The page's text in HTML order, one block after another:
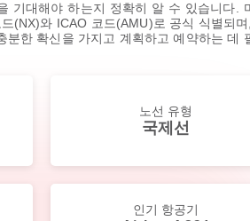
기대해야 하는지 정확히 알 수 있습니다.
(NX)와 ICAO 코드(AMU)로 공식 식별되
한 확신을 가지고 계획하고 예약하는 데
노선 유형
국제선
인기 항공기